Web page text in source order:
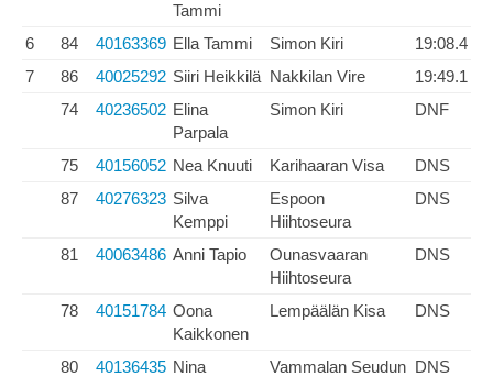
Tammi
6 84 40163369 Ella Tammi Simon Kiri
19:08.4
7
86 40025292 Siiri Heikkilä Nakkilan Vire
19:49.1
74
40236502 Elina
Parpala
Simon Kiri DNF
75 40156052 Nea Knuuti Karihaaran Visa
DNS
87
40276323 Silva
Kemppi
Espoon
Hiihtoseura
DNS
81 40063486 Anni Tapio
Ounasvaaran
Hiihtoseura
DNS
78 40151784 Oona
Kaikkonen
Lempäälän Kisa DNS
80 40136435 Nina
Vammalan Seudun DNS